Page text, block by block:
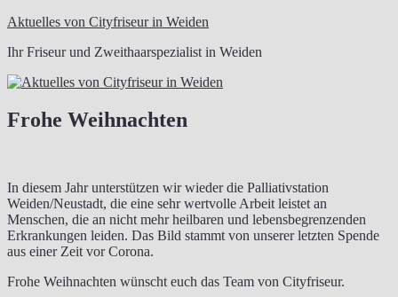
Zum
springen
Aktuelles von Cityfriseur in Weiden
Ihr Friseur und Zweithaarspezialist in Weiden
Frohe Weihnachten
In diesem Jahr unterstützen wir wieder die Palliativstation
Weiden/Neustadt, die eine sehr wertvolle Arbeit leistet an
Menschen, die an nicht mehr heilbaren und lebensbegrenzenden
Erkrankungen leiden. Das Bild stammt von unserer letzten Spende
aus einer Zeit vor Corona.
Frohe Weihnachten wünscht euch das Team von Cityfriseur.